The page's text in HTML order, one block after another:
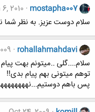
mostapha007
2010
سلام دوست عزیز. به نظر
rohallahmahdavi
سلام....گلی ..میتونم بهت
توهم میتونی بهم پیام بدی!!
پس باهم